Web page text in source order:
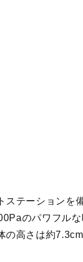
テーションを
のパワフル
の高さは約